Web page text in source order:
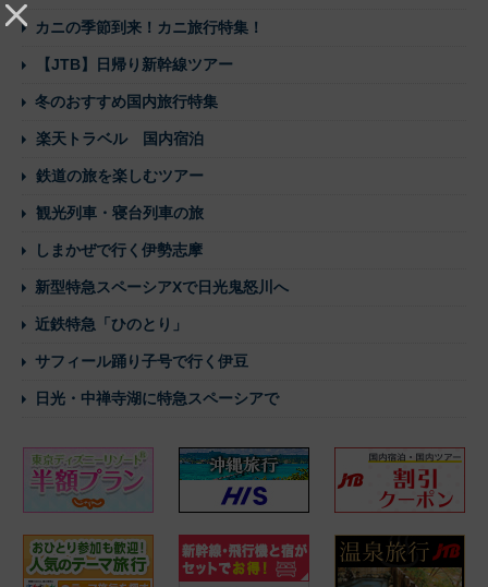
カニの季節到来！カニ旅行特集！
【JTB】日帰り新幹線ツアー
冬のおすすめ国内旅行特集
楽天トラベル 国内宿泊
鉄道の旅を楽しむツアー
観光列車・寝台列車の旅
しまかぜで行く伊勢志摩
新型特急スペーシアXで日光鬼怒川へ
近鉄特急「ひのとり」
サフィール踊り子号で行く伊豆
日光・中禅寺湖に特急スペーシアで